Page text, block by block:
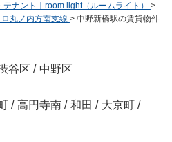
ナント｜room light（ルームライト）
>
丸ノ内方南支線 > 中野新橋駅の賃貸物件
谷区 / 中野区
/ 高円寺南 / 和田 / 大京町 /